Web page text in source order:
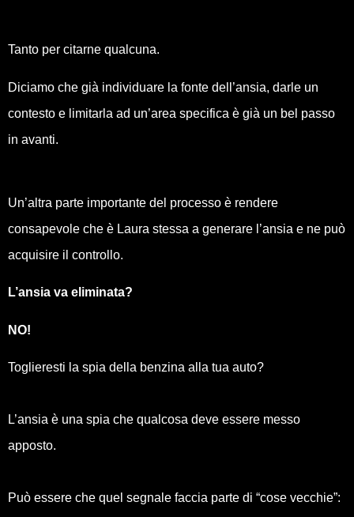
Tanto per citarne qualcuna.
Diciamo che già individuare la fonte dell’ansia, darle un
contesto e limitarla ad un’area specifica è già un bel passo
in avanti.
Un’altra parte importante del processo è rendere
consapevole che è Laura stessa a generare l’ansia e ne può
acquisire il controllo.
L’ansia va eliminata?
NO!
Toglieresti la spia della benzina alla tua auto?
L’ansia è una spia che qualcosa deve essere messo
apposto.
Può essere che quel segnale faccia parte di “cose vecchie”: